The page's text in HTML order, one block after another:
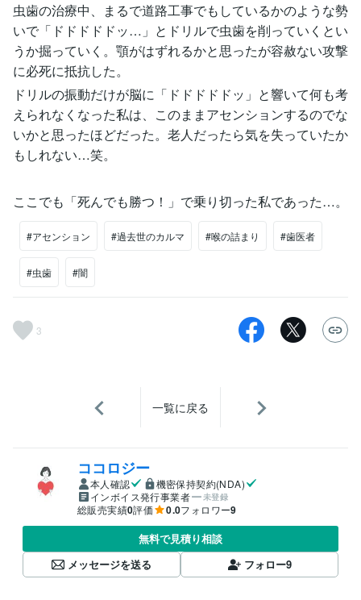
虫歯の治療中、まるで道路工事でもしているかのような勢
いで「ドドドドドッ…」とドリルで虫歯を削っていくとい
うか掘っていく。顎がはずれるかと思ったが容赦ない攻撃
に必死に抵抗した。
ドリルの振動だけが脳に「ドドドドドッ」と響いて何も考
えられなくなった私は、このままアセンションするのでな
いかと思ったほどだった。老人だったら気を失っていたか
もしれない…笑。
ここでも「死んでも勝つ！」で乗り切った私であった…。
#アセンション #過去世のカルマ #喉の詰まり #歯医者
#虫歯 #闇
3
一覧に戻る
ココロジー
本人確認
機密保持契約(NDA)
インボイス発行事業者
未登録
総販売実績0評価 0.0フォロワー9
無料で見積り相談
メッセージを送る
フォロー9